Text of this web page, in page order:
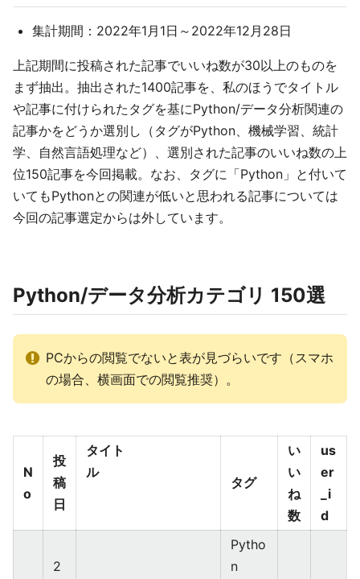
集計期間：2022年1月1日～2022年12月28日
上記期間に投稿された記事でいいね数が30以上のものを
まず抽出。抽出された1400記事を、私のほうでタイトル
や記事に付けられたタグを基にPython/データ分析関連の
記事かをどうか選別し（タグがPython、機械学習、統計
学、自然言語処理など）、選別された記事のいいね数の上
位150記事を今回掲載。なお、タグに「Python」と付いて
いてもPythonとの関連が低いと思われる記事については
今回の記事選定からは外しています。
Python/データ分析カテゴリ 150選
PCからの閲覧でないと表が見づらいです（スマホ
の場合、横画面での閲覧推奨）。
N
o
投
稿
日
タイト
ル
タグ
い
い
ね
数
us
er
_i
d
2
Pytho
n